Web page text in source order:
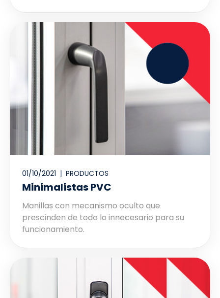
01/10/2021 | PRODUCTOS
Minimalistas PVC
Manillas con mecanismo oculto que
prescinden de todo lo innecesario para su
funcionamiento.